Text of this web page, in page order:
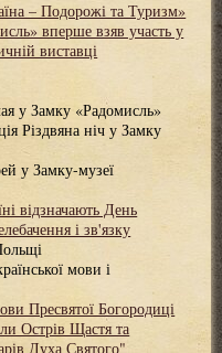
– Подорожі та Туризм»
вперше взяв участь у
виставці
у Замку «Радомисль»
Різдвяна ніч у Замку
у Замку-музеї
відзначають День
і зв'язку
мови і
Пресвятої Богородиці
Острів Щастя та
Духа Святого"